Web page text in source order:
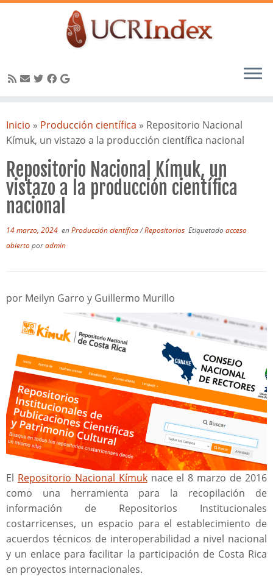
al
contenido
Inicio » Producción científica » Repositorio Nacional
Kímuk, un vistazo a la producción científica nacional
Repositorio Nacional Kímuk, un
vistazo a la producción científica
nacional
14 marzo, 2024 enProducción científica/Repositorios Etiquetado acceso
abiertoporadmin
por Meilyn Garro y Guillermo Murillo
El Repositorio Nacional Kímuknace el 8 marzo de 2016
como una herramienta para la recopilación de
información de Repositorios Institucionales
costarricenses, un espacio para el establecimiento de
acuerdos técnicos de interoperabilidad a nivel nacional
y un enlace para facilitar la participación de Costa Rica
en proyectos internacionales.